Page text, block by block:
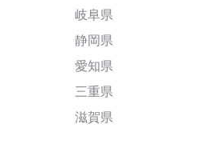
岐阜県
静岡県
愛知県
三重県
滋賀県